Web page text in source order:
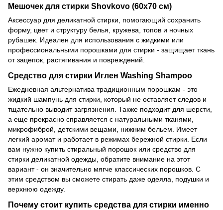
Мешочек для стирки Shovkovo (60х70 см)
Аксессуар для деликатной стирки, помогающий сохранить
форму, цвет и структуру белья, кружева, топов и ночных
рубашек. Идеален для использования с жидкими или
профессиональными порошками для стирки - защищает ткань
от зацепок, растягивания и повреждений.
Средство для стирки Иглен Washing Shampoo
Ежедневная альтернатива традиционным порошкам - это
жидкий шампунь для стирки, который не оставляет следов и
тщательно выводит загрязнения. Также подходит для шерсти,
а еще прекрасно справляется с натуральными тканями,
микрофиброй, детскими вещами, нижним бельем. Имеет
легкий аромат и работает в режимах бережной стирки. Если
вам нужно купить стиральный порошок или средство для
стирки деликатной одежды, обратите внимание на этот
вариант - он значительно мягче классических порошков. С
этим средством вы сможете стирать даже одеяла, подушки и
верхнюю одежду.
Почему стоит купить средства для стирки именно